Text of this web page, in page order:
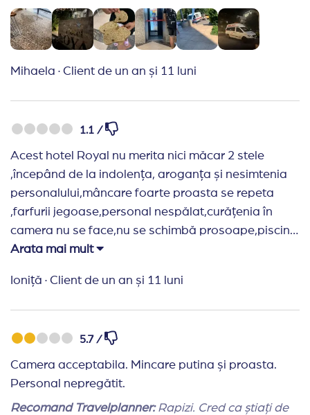
ajutor,butonul pentru chemare nu funcționează,am
fost nevoiți singuri să ne descurcăm și să ieșim.
După ce am fost la recepție să îi anunțăm am primit
fost nevoiți în așa caz să urcăm în fiecare zi 9 etaje
pe scări. În mâncare am găsit viermi,pâine
mucigaita. Ambulanta în fiecare zi prezentă,dacă
nu la noi la alți clienți. Am rămas fără apă la duș.
Hârtie de WC trebuie singur să te duci să
ceri,albiturile nu au fost schimbate la fel ca și
prosoapele. Am făcut peste o zi intoxicație fiecare.
NU RECOMAND DELOC ACEST HOTEL ,4* nu
merită absolut deloc, minim 2* Unicul lucru frumos
sunt doar camerele. Wi-fi in camere nu-i,doar la
Mihaela · Client de un an și 11 luni
1.1 /
Acest hotel Royal nu merita nici măcar 2 stele
,începând de la indolența, aroganța și nesimtenia
personalului,mâncare foarte proasta se repeta
,farfurii jegoase,personal nespălat,curățenia în
camera nu se face,nu se schimbă prosoape,piscina
ți e scârbă sa intri in ea.Atentie agențiilor de turism
de Royal mai repede hazna și infect.
Arata mai mult
Ioniță · Client de un an și 11 luni
5.7 /
Camera acceptabila. Mincare putina și proasta.
Personal nepregătit.
Recomand Travelplanner:Rapizi. Cred ca știați de